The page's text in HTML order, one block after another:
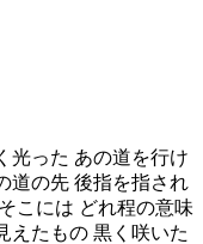
光った あの道を行け
道の先 後指を指され
こには どれ程の意味
えたもの 黒く咲いた